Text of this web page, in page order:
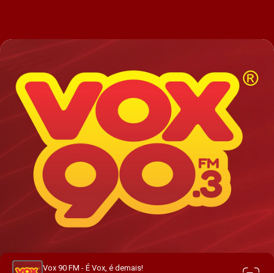
Vox 90 FM - É Vox, é demais!